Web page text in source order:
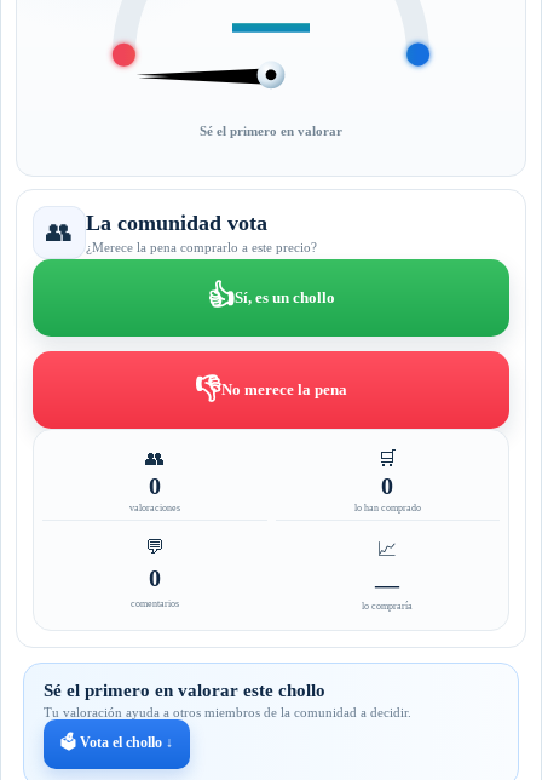
—
Sé el primero en valorar
👥 La comunidad vota
¿Merece la pena comprarlo a este precio?
👍Sí, es un chollo
👎No merece la pena
👥
0
valoraciones
🛒
0
lo han comprado
💬
0
comentarios
📈
—
lo compraría
Sé el primero en valorar este chollo
Tu valoración ayuda a otros miembros de la comunidad a decidir.
🗳️ Vota el chollo ↓